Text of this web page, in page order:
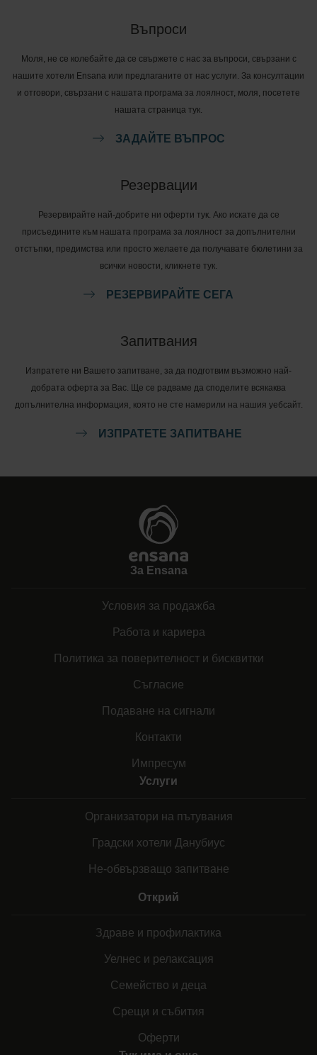
Въпроси
Моля, не се колебайте да се свържете с нас за въпроси, свързани с
нашите хотели Ensana или предлаганите от нас услуги. За консултации
и отговори, свързани с нашата програма за лоялност, моля, посетете
нашата страница тук.
ЗАДАЙТЕ ВЪПРОС
Резервации
Резервирайте най-добрите ни оферти тук. Ако искате да се
присъедините към нашата програма за лоялност за допълнителни
отстъпки, предимства или просто желаете да получавате бюлетини за
всички новости, кликнете тук.
РЕЗЕРВИРАЙТЕ СЕГА
Запитвания
Изпратете ни Вашето запитване, за да подготвим възможно най-
добрата оферта за Вас. Ще се радваме да споделите всякаква
допълнителна информация, която не сте намерили на нашия уебсайт.
ИЗПРАТЕТЕ ЗАПИТВАНЕ
За Ensana
Условия за продажба
Работа и кариера
Политика за поверителност и бисквитки
Съгласие
Подаване на сигнали
Контакти
Импресум
Услуги
Организатори на пътувания
Градски хотели Данубиус
Не-обвързващо запитване
Открий
Здраве и профилактика
Уелнес и релаксация
Семейство и деца
Срещи и събития
Оферти